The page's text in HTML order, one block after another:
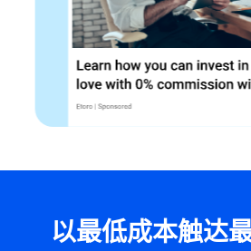
以最低成本触达